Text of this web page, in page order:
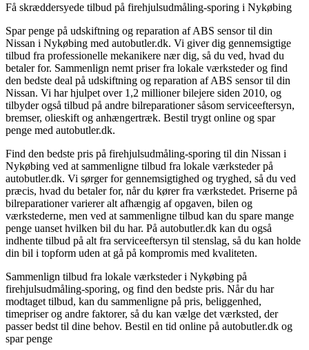
Få skræddersyede tilbud på firehjulsudmåling-sporing i Nykøbing
Spar penge på udskiftning og reparation af ABS sensor til din
Nissan i Nykøbing med autobutler.dk. Vi giver dig gennemsigtige
tilbud fra professionelle mekanikere nær dig, så du ved, hvad du
betaler for. Sammenlign nemt priser fra lokale værksteder og find
den bedste deal på udskiftning og reparation af ABS sensor til din
Nissan. Vi har hjulpet over 1,2 millioner bilejere siden 2010, og
tilbyder også tilbud på andre bilreparationer såsom serviceeftersyn,
bremser, olieskift og anhængertræk. Bestil trygt online og spar
penge med autobutler.dk.
Find den bedste pris på firehjulsudmåling-sporing til din Nissan i
Nykøbing ved at sammenligne tilbud fra lokale værksteder på
autobutler.dk. Vi sørger for gennemsigtighed og tryghed, så du ved
præcis, hvad du betaler for, når du kører fra værkstedet. Priserne på
bilreparationer varierer alt afhængig af opgaven, bilen og
værkstederne, men ved at sammenligne tilbud kan du spare mange
penge uanset hvilken bil du har. På autobutler.dk kan du også
indhente tilbud på alt fra serviceeftersyn til stenslag, så du kan holde
din bil i topform uden at gå på kompromis med kvaliteten.
Sammenlign tilbud fra lokale værksteder i Nykøbing på
firehjulsudmåling-sporing, og find den bedste pris. Når du har
modtaget tilbud, kan du sammenligne på pris, beliggenhed,
timepriser og andre faktorer, så du kan vælge det værksted, der
passer bedst til dine behov. Bestil en tid online på autobutler.dk og
spar penge